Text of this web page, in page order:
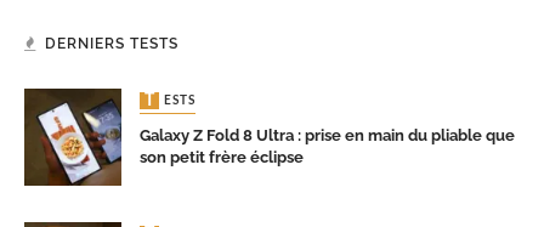
DERNIERS TESTS
TESTS
Galaxy Z Fold 8 Ultra : prise en main du pliable que
son petit frère éclipse